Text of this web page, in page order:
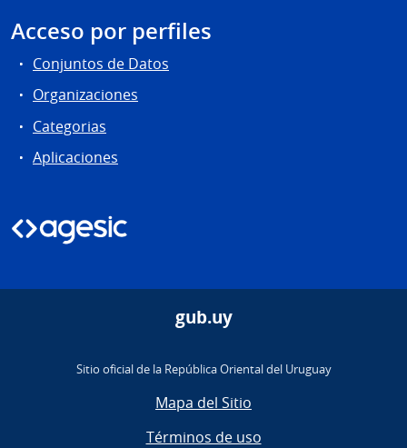
Acceso por perfiles
Conjuntos de Datos
Organizaciones
Categorias
Aplicaciones
gub.uy
Sitio oficial de la República Oriental del Uruguay
Mapa del Sitio
Términos de uso